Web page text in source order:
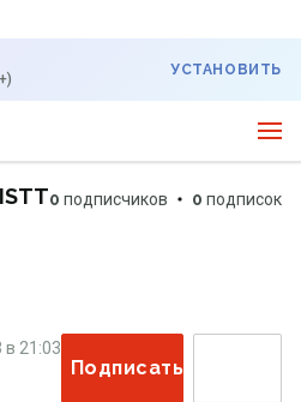
УСТАНОВИТЬ
0 подписчиков 0 подписок
в 21:03
Подписаться